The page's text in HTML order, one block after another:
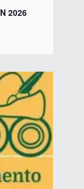
2026